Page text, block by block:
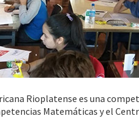
Rioplatense es una
Matemáticas y el